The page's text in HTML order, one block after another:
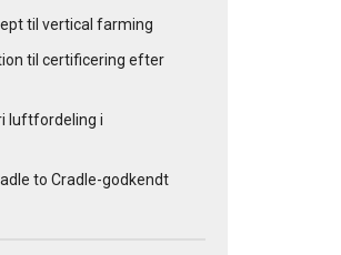
til vertical farming
til certificering efter
luftfordeling i
to Cradle-godkendt